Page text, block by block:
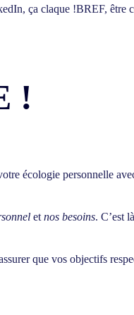
ça claque !BREF, être
!
écologie personnelle
et nos besoins. C’est
que vos objectifs